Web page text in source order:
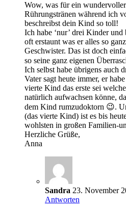
Wow, was für ein
Rührungstränen während ich
beschreibst dein Kind so toll!
Ich habe ‘nur’ drei Kinder
oft erstaunt was er alles so
Geschwister. Das ist doch
so seine ganz eigenen
Ich selbst habe übrigens auch
Vater sagt heute immer, er
vierte Kind das erste sei
natürlich aufwachsen könne,
dem Kind rumzudoktorn 😉.
(das vierte Kind) ist es bis
wohlsten in großen Familien-
Herzliche Grüße,
Anna
Sandra 23. November
Antworten